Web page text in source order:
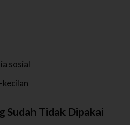
sosial
kecilan
Sudah Tidak Dipakai